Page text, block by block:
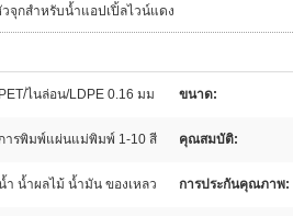
วจุกสำหรับน้ำแอปเปิ้ลไวน์แดง
PET/ไนล่อน/LDPE 0.16 มม ขนาด:
การพิมพ์แผ่นแม่พิมพ์ 1-10 สี คุณสมบัติ:
ำ น้ำผลไม้ น้ำมัน ของเหลว การประกันคุณภาพ: